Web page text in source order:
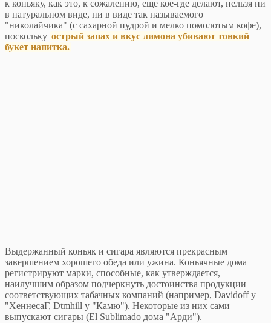
к коньяку, как это, к сожалению, еще кое-где делают, нельзя ни
в натуральном виде, ни в виде так называемого
"николайчика" (с сахарной пудрой и мелко помолотым кофе),
поскольку острый запах и вкус лимона убивают тонкий
букет напитка.
Выдержанный коньяк и сигара являются прекрасным
завершением хорошего обеда или ужина. Коньячные дома
регистрируют марки, способные, как утверждается,
наилучшим образом подчеркнуть достоинства продукции
соответствующих табачных компаний (например, Davidoff у
"ХеннесаГ, Dtmhill у "Камю"). Некоторые из них сами
выпускают сигары (El Sublimado дома "Арди").